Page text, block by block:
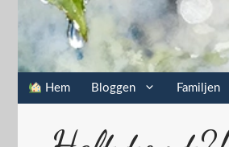
Hem Bloggen Familjen